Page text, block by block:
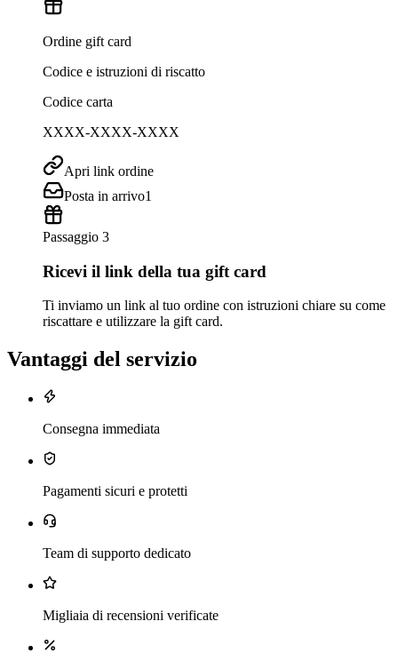
Ordine gift card
Codice e istruzioni di riscatto
Codice carta
XXXX-XXXX-XXXX
Apri link ordine
Posta in arrivo1
Passaggio 3
Ricevi il link della tua gift card
Ti inviamo un link al tuo ordine con istruzioni chiare su come
riscattare e utilizzare la gift card.
Vantaggi del servizio
Consegna immediata
Pagamenti sicuri e protetti
Team di supporto dedicato
Migliaia di recensioni verificate